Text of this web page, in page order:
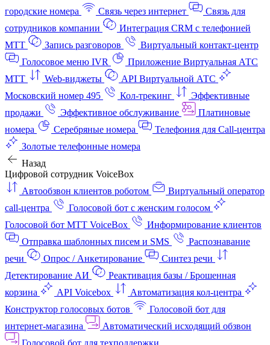
городские номера
Связь через интернет
Связь для
сотрудников компании
Интеграция CRM с телефонией
МТТ
Запись разговоров
Виртуальный контакт‑центр
Голосовое меню IVR
Приложение Виртуальная АТС
МТТ
Web-виджеты
API Виртуальной АТС
Московский номер 495
Кол-трекинг
Эффективные
продажи
Эффективное обслуживание
Платиновые
номера
Серебряные номера
Телефония для Call-центра
Золотые телефонные номера
Назад
Цифровой сотрудник VoiceBox
Автообзвон клиентов роботом
Виртуальный оператор
call-центра
Голосовой бот с женским голосом
Голосовой бот МТТ VoiceBox
Информирование клиентов
Отправка шаблонных писем и SMS
Распознавание
речи
Опрос / Анкетирование
Синтез речи
Детектирование АИ
Реактивация базы / Брошенная
корзина
API Voicebox
Автоматизация кол‑центра
Конструктор голосовых ботов
Голосовой бот для
интернет‑магазина
Автоматический исходящий обзвон
Голосовой бот для техподдержки